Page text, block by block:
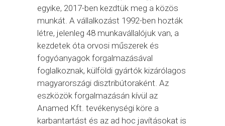
egyike, 2017-ben kezdtük meg a közös
munkát. A vállalkozást 1992-ben hozták
létre, jelenleg 48 munkavállalójuk van, a
kezdetek óta orvosi műszerek és
fogyóanyagok forgalmazásával
foglalkoznak, külföldi gyártók kizárólagos
magyarországi disztribútoraként. Az
eszközök forgalmazásán kívül az
Anamed Kft. tevékenységi köre a
karbantartást és az ad hoc javításokat is